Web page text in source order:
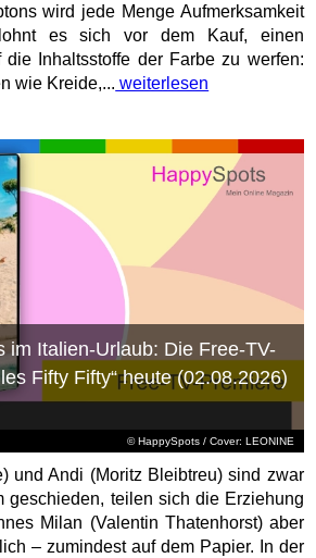
wird jede Menge Aufmerksamkeit
es sich vor dem Kauf, einen
Inhaltsstoffe der Farbe zu werfen:
wie Kreide,... weiterlesen
© HappySpots / Cover: LEONINE
im Italien-Urlaub: Die Free-TV-
Fifty Fifty“ heute (02.08.2026)
und Andi (Moritz Bleibtreu) sind zwar
geschieden, teilen sich die Erziehung
Milan (Valentin Thatenhorst) aber
– zumindest auf dem Papier. In der